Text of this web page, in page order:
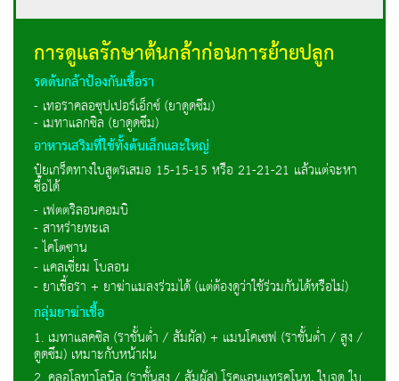
การดูแลรักษาต้นกล้าก่อนการย้ายปลูก
รดต้นกล้าป้องกันเชื้อรา
- เทอราคลอซุปเปอร์เอ็กซ์ (ยาดูดซึม)
- เมทาแลกซิล (ยาดูดซึม)
อาหารเสริมที่ใช้ทั้งต้นเล็กและใหญ่
ปุ๋ยเกร็ดทางใบสูตรเสมอ 15-15-15 หรือ 21-21-21 แล้วแต่จะหา
ซื้อได้
- เฟตตริลอนคอมบิ
- สาหร่ายทะเล
- ไคโตซาน
- แคลเซี่ยม โบลอน
- ยาเชื้อรา + ยาฆ่าแมลงร่วมได้ (แต่ต้องดูว่าใช้ร่วมกันได้หรือไม่)
กลุ่มยาฆ่าเชื้อ
1. เมทาแลคซิล (ราชั้นต่ำ / สัมผัส) + แมนโคเซฟ (ราชั้นต่ำ / สูง /
ดูดซึม) เหมาะกับหน้าฝน